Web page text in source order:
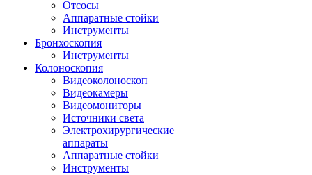
Отсосы
Аппаратные стойки
Инструменты
Бронхоскопия
Инструменты
Колоноскопия
Видеоколоноскоп
Видеокамеры
Видеомониторы
Источники света
Электрохирургические
аппараты
Аппаратные стойки
Инструменты